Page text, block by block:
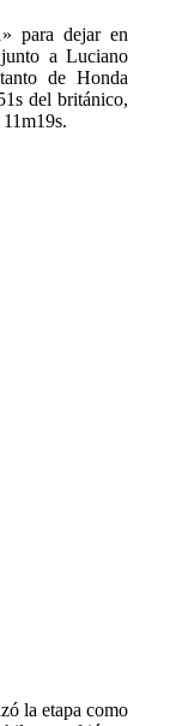
para dejar en
a Luciano
de Honda
del británico,
la etapa como